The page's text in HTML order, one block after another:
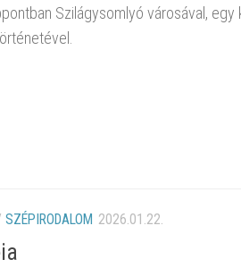
Szilágysomlyó városával, egy
SZÉPIRODALOM 2026.01.22.